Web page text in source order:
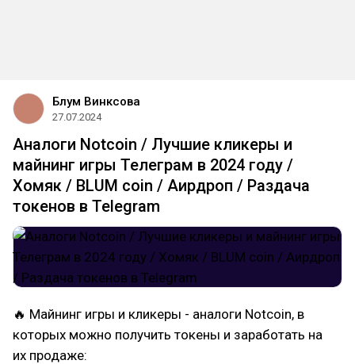
Блум Винксова
27.07.2024
Аналоги Notcoin / Лучшие кликеры и
майнинг игры Телеграм в 2024 году /
Хомяк / BLUM coin / Аирдроп / Раздача
токенов в Telegram
🔥 Майнинг игры и кликеры - аналоги Notcoin, в
которых можно получить токены и заработать на
их продаже: